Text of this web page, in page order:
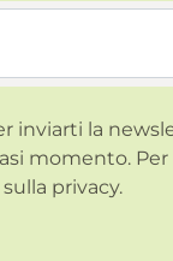
inviarti la
momento.
privacy.